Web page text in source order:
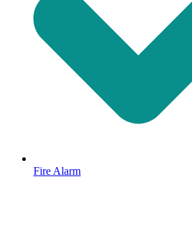
Fire Alarm